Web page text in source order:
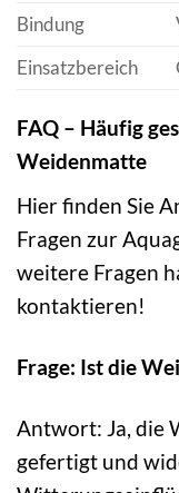
Bindung
Einsatzbereich
FAQ – Häufig
Weidenmatte
Hier finden Sie
Fragen zur
weitere Fragen
kontaktieren!
Frage: Ist die
Antwort: Ja, die
gefertigt und